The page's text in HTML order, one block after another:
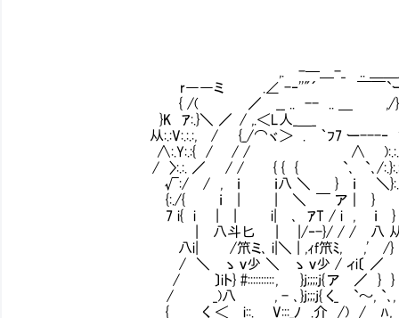
,. -─＿-_ .. ＿＿_
r――ミ .∠ -‐''"´ ￣￣`ー '"´￣
{ /( ／ __ .. -- .. ＿ ,/} }
}K ｱ:.}＼ ／ / ,.＜L人_＿_ ,. -
从:.:V:.:.:, / {_/⌒ヾ＞ . ｀ﾌ7 ー---‐
∧:.Y:.:{ / / / ∧ ):.:.
/ 〉:.:. ／ / / { { { `､ `､/
√:/ / , ｉ ｉ八 ＼ } ｉ ＼
{:./{ ｉ | | ＼ ￣ ア｜ }
7 i{ i | | i| ､ ｱT / i , ｉ } f´￣￣￣￣￣￣
Ⅵ | 八斗匕 | |/‐-}/ / / 八 从 | アイドル時
八i| /笊ミ､ i|
/ ＼ ゝ ｖ少 ＼ ゝ ｖ少 / ィi〔 ／ | まぁセ
/ 〕iト}
/ _)八 , - ､ }j;;;j{ く_ `～, `､, | アイツ
{ く ＜ i::. V:::_ﾉ .介 /) / ﾊ, | 月並